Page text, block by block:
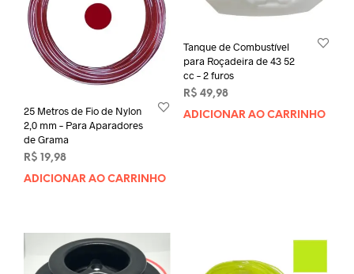
25 Metros de Fio de Nylon
2,0 mm – Para Aparadores
de Grama
R$ 19,98
ADICIONAR AO CARRINHO
Tanque de Combustível
para Roçadeira de 43 52
cc – 2 furos
R$ 49,98
ADICIONAR AO CARRINHO